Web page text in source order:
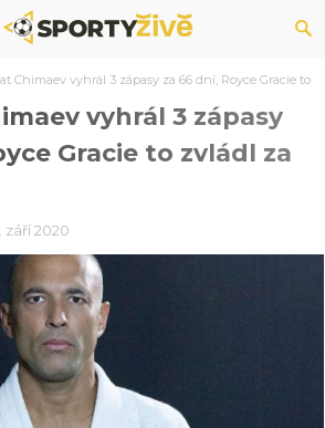
Chimaev vyhrál 3 zápasy za 66 dní, Royce Gracie to
vyhrál 3 zápasy
Gracie to zvládl za
září 2020